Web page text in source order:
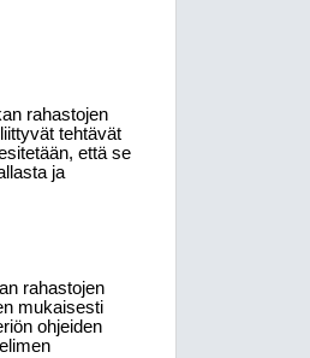
rahastojen
tehtävät
että se
ja
rahastojen
mukaisesti
ohjeiden